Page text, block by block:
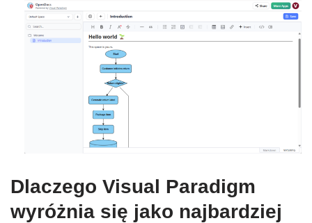
Dlaczego Visual Paradigm
wyróżnia się jako najbardziej